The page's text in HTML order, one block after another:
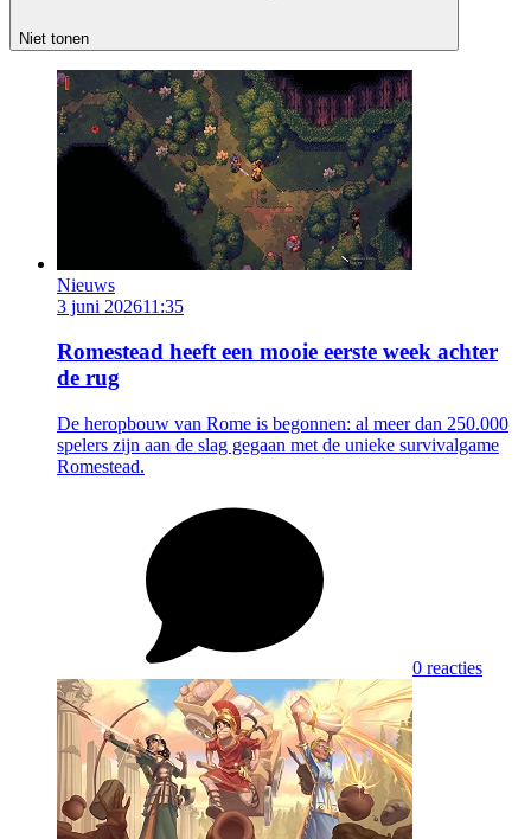
Niet tonen
Nieuws
3 juni 202611:35
Romestead heeft een mooie eerste week achter
de rug
De heropbouw van Rome is begonnen: al meer dan 250.000
spelers zijn aan de slag gegaan met de unieke survivalgame
Romestead.
0 reacties